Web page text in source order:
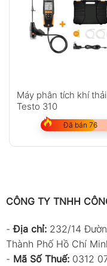
Máy phân tích khí thải
Testo 310
Đã bán 76
CÔNG TY TNHH
-Địa chỉ: 232/14
Thành Phố Hồ Chí
- Mã Số Thuế: 0312